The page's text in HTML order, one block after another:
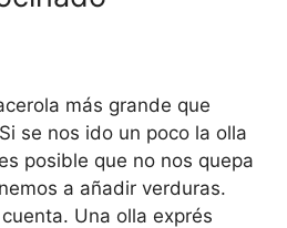
más grande que
se nos ido un poco la olla
posible que no nos quepa
a añadir verduras.
Una olla exprés